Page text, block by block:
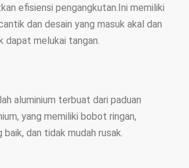
efisiensi pengangkutan.Ini memiliki
dan desain yang masuk akal dan
dapat melukai tangan.
aluminium terbuat dari paduan
yang memiliki bobot ringan,
baik, dan tidak mudah rusak.